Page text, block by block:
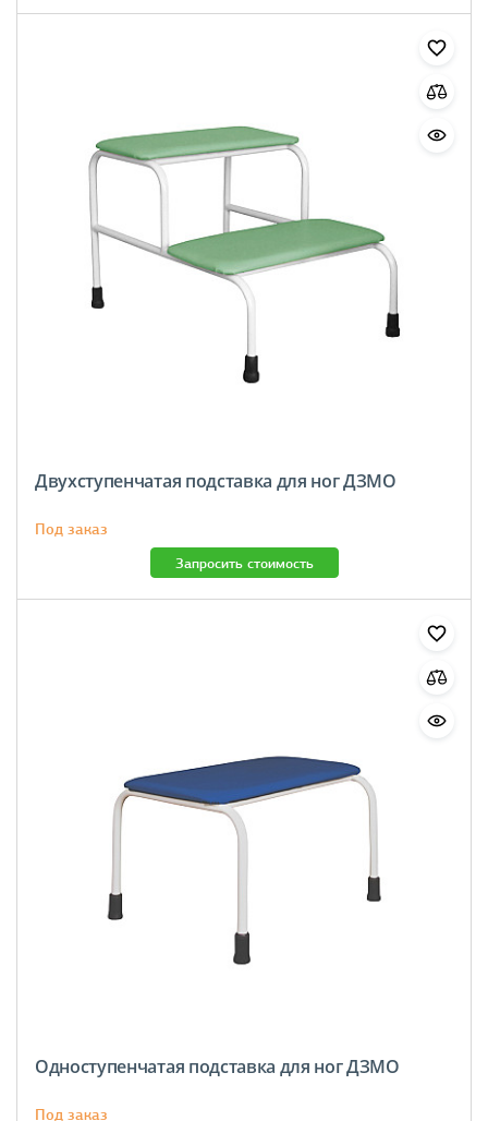
Двухступенчатая подставка для ног ДЗМО
Под заказ
Запросить стоимость
Одноступенчатая подставка для ног ДЗМО
Под заказ